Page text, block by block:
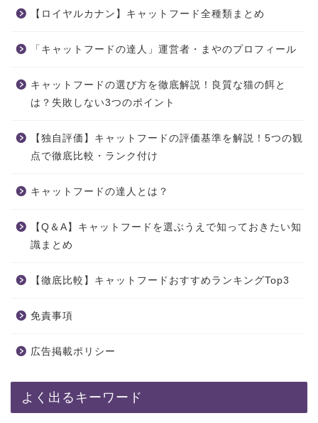
【ロイヤルカナン】キャットフード全種類まとめ
「キャットフードの達人」運営者・まやのプロフィール
キャットフードの選び方を徹底解説！良質な猫の餌と
は？失敗しない3つのポイント
【独自評価】キャットフードの評価基準を解説！5つの観
点で徹底比較・ランク付け
キャットフードの達人とは？
【Q＆A】キャットフードを選ぶうえで知っておきたい知
識まとめ
【徹底比較】キャットフードおすすめランキングTop3
免責事項
広告掲載ポリシー
よく出るキーワード